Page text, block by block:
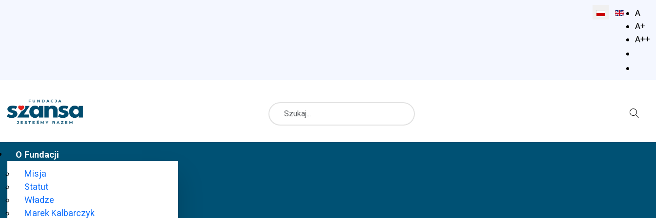
A
A+
A++
Wybierz swój
Szukaj
O Fundacji
Misja
Statut
Władze
Marek Kalbarczyk